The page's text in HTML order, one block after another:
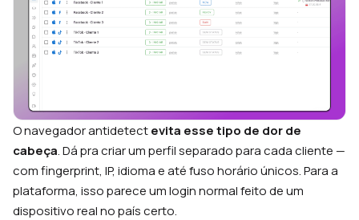
O navegador antidetectevita esse tipo de dor de
cabeça. Dá pra criar um perfil separado para cada cliente —
com fingerprint, IP, idioma e até fuso horário únicos. Para a
plataforma, isso parece um login normal feito de um
dispositivo real no país certo.